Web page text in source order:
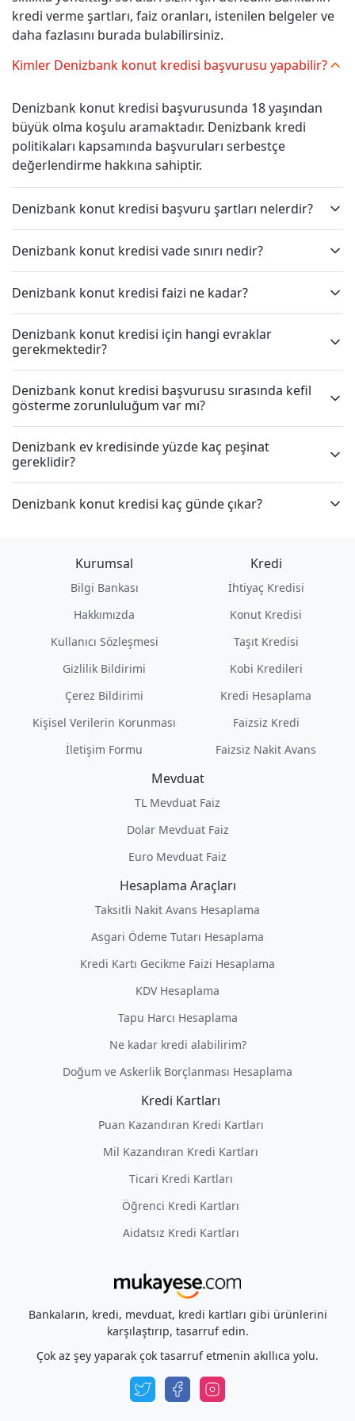
kredi verme şartları, faiz oranları, istenilen belgeler ve
daha fazlasını burada bulabilirsiniz.
Kimler Denizbank konut kredisi başvurusu yapabilir?
Denizbank konut kredisi başvurusunda 18 yaşından
büyük olma koşulu aramaktadır. Denizbank kredi
politikaları kapsamında başvuruları serbestçe
değerlendirme hakkına sahiptir.
Denizbank konut kredisi başvuru şartları nelerdir?
Denizbank konut kredisi vade sınırı nedir?
Denizbank konut kredisi faizi ne kadar?
Denizbank konut kredisi için hangi evraklar
gerekmektedir?
Denizbank konut kredisi başvurusu sırasında kefil
gösterme zorunluluğum var mı?
Denizbank ev kredisinde yüzde kaç peşinat
gereklidir?
Denizbank konut kredisi kaç günde çıkar?
Kurumsal
Bilgi Bankası
Hakkımızda
Kullanıcı Sözleşmesi
Gizlilik Bildirimi
Çerez Bildirimi
Kişisel Verilerin Korunması
İletişim Formu
Kredi
İhtiyaç Kredisi
Konut Kredisi
Taşıt Kredisi
Kobi Kredileri
Kredi Hesaplama
Faizsiz Kredi
Faizsiz Nakit Avans
Mevduat
TL Mevduat Faiz
Dolar Mevduat Faiz
Euro Mevduat Faiz
Hesaplama Araçları
Taksitli Nakit Avans Hesaplama
Asgari Ödeme Tutarı Hesaplama
Kredi Kartı Gecikme Faizi Hesaplama
KDV Hesaplama
Tapu Harcı Hesaplama
Ne kadar kredi alabilirim?
Doğum ve Askerlik Borçlanması Hesaplama
Kredi Kartları
Puan Kazandıran Kredi Kartları
Mil Kazandıran Kredi Kartları
Ticari Kredi Kartları
Öğrenci Kredi Kartları
Aidatsız Kredi Kartları
Bankaların, kredi, mevduat, kredi kartları gibi ürünlerini
karşılaştırıp, tasarruf edin.
Çok az şey yaparak çok tasarruf etmenin akıllıca yolu.